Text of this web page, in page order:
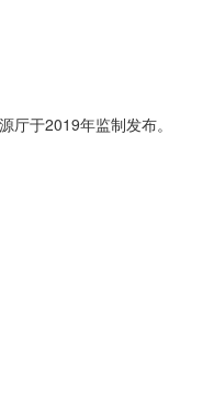
厅于2019年监制发布。